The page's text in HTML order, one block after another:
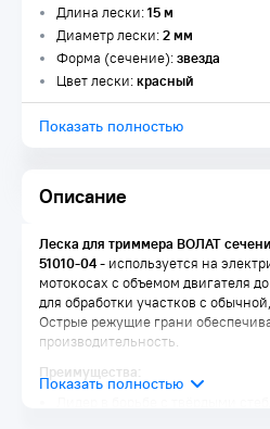
Описание
Длина лески:15 м
Диаметр лески:2 мм
Форма (сечение):звезда
Цвет лески:красный
Показать полностью
Леска для триммера ВОЛАТ
51010-04- используется на
мотокосах с объемом двигателя
для обработки участков с
Острые режущие грани
производительность.
Преимущества: